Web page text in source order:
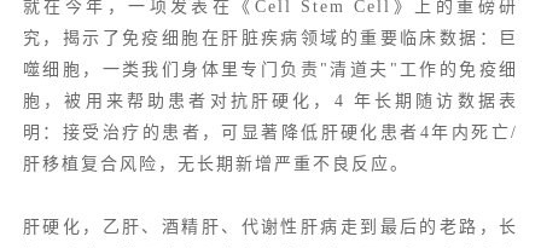
就在今年，一项发表在《 Cell Stem Cell 》上的重磅研
究，揭示了免疫细胞在肝脏疾病领域的重要临床数据：巨
噬细胞，一类我们身体里专门负责"清道夫"工作的免疫细
胞，被用来帮助患者对抗肝硬化，4 年长期随访数据表
明：接受治疗的患者，可显著降低肝硬化患者4年内死亡/
肝移植复合风险，无长期新增严重不良反应。
肝硬化，乙肝、酒精肝、 代谢性肝病 走到最后的老路，长